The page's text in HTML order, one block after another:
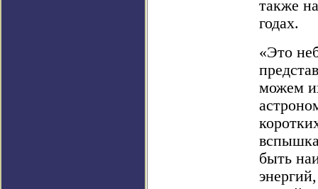
также
годах.
«Это
можем
быть